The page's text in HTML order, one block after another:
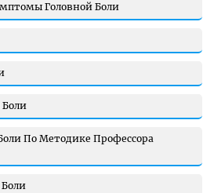
Головной Боли
По Методике Профессора